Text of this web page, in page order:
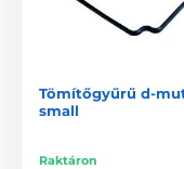
Tömítőgyűrű d-
small
Raktáron